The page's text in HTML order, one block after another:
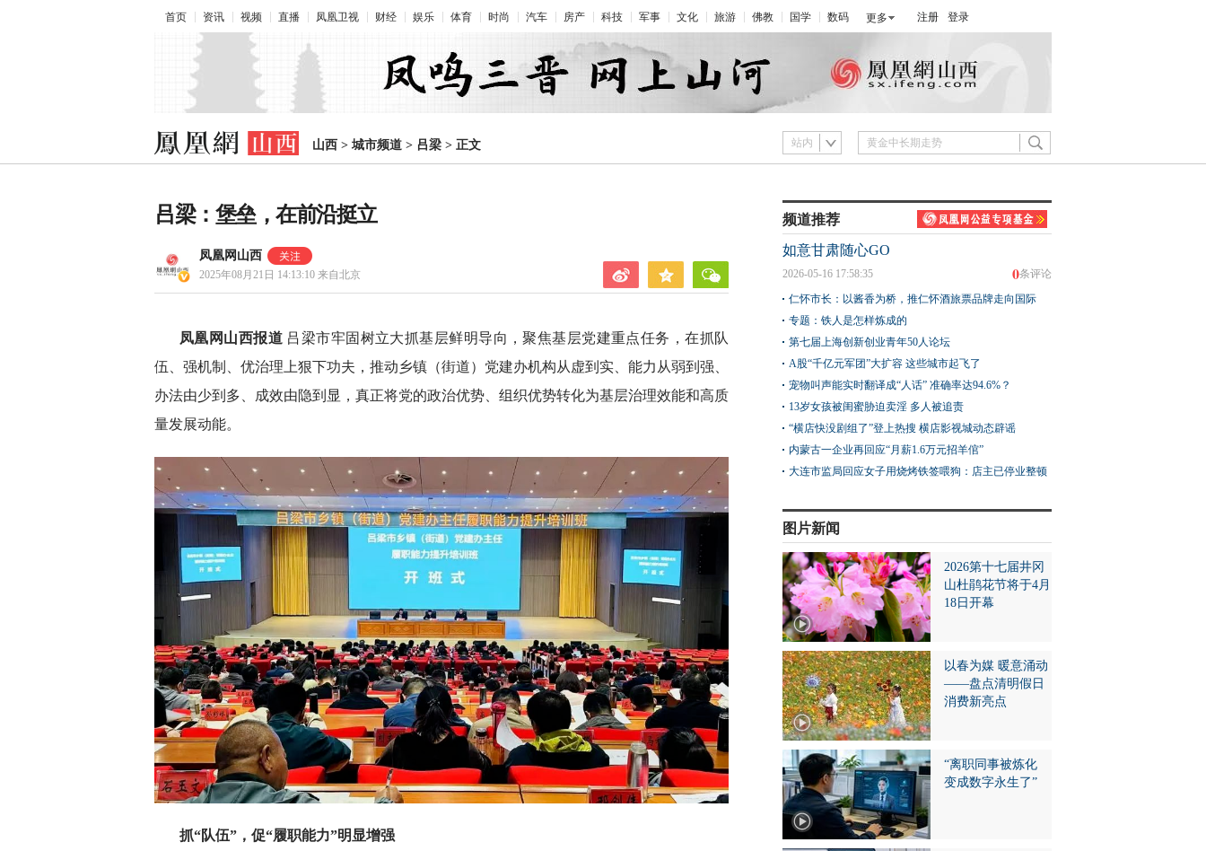
首页 资讯 视频 直播 凤凰卫视 财经 娱乐 体育 时尚 汽车 房产 科技 军事 文化 旅游 佛教 国学 数码 更多 注册 登录
山西 > 城市频道 > 吕梁 > 正文 站内
吕梁：堡垒，在前沿挺立
凤凰网山西
2025年08月21日 14:13:10 来自北京
凤凰网山西报道 吕梁市牢固树立大抓基层鲜明导向，聚焦基层党建重点任务，在抓队
伍、强机制、优治理上狠下功夫，推动乡镇（街道）党建办机构从虚到实、能力从弱到强、
办法由少到多、成效由隐到显，真正将党的政治优势、组织优势转化为基层治理效能和高质
量发展动能。
抓“队伍”，促“履职能力”明显增强
频道推荐
如意甘肃随心GO
0条评论
2026-05-16 17:58:35
仁怀市长：以酱香为桥，推仁怀酒旅票品牌走向国际
专题：铁人是怎样炼成的
第七届上海创新创业青年50人论坛
A股“千亿元军团”大扩容 这些城市起飞了
宠物叫声能实时翻译成“人话” 准确率达94.6%？
13岁女孩被闺蜜胁迫卖淫 多人被追责
“横店快没剧组了”登上热搜 横店影视城动态辟谣
内蒙古一企业再回应“月薪1.6万元招羊倌”
大连市监局回应女子用烧烤铁签喂狗：店主已停业整顿
图片新闻
2026第十七届井冈
山杜鹃花节将于4月
18日开幕
以春为媒 暖意涌动
——盘点清明假日
消费新亮点
“离职同事被炼化
变成数字永生了”